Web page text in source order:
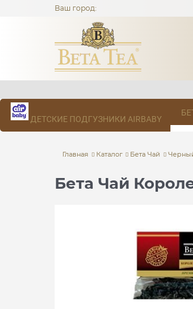
Ваш город:
ДЕТСКИЕ ПОДГУЗНИКИ AIRBABY
Главная Каталог Бета Чай
Бета Чай